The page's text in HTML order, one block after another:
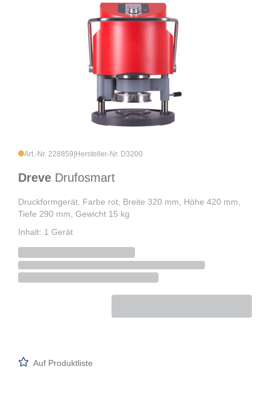
Art.-Nr. 228859 Hersteller-Nr. D3200
Dreve Drufosmart
Druckformgerät, Farbe rot, Breite 320 mm, Höhe 420 mm,
Tiefe 290 mm, Gewicht 15 kg
Inhalt: 1 Gerät
Auf Produktliste